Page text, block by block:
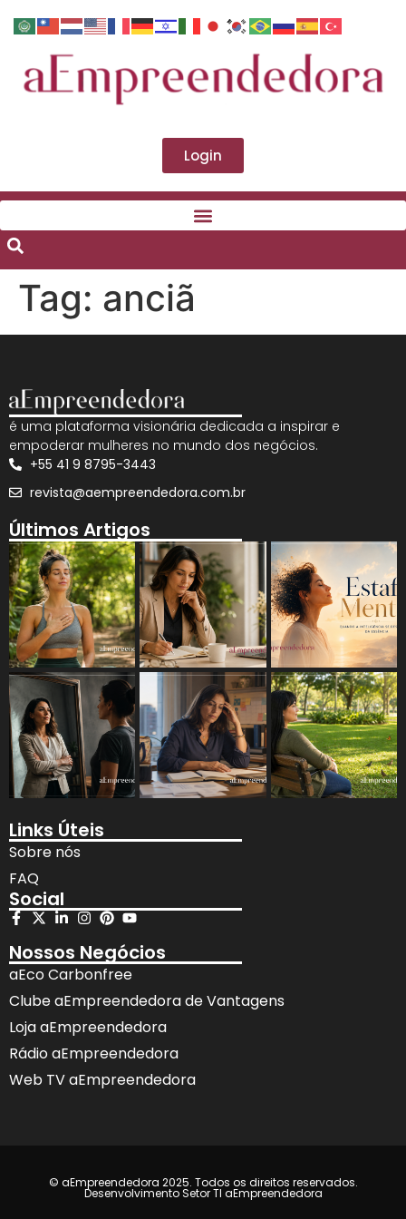
Login
Tag: anciã
é uma plataforma visionária dedicada a inspirar e
empoderar mulheres no mundo dos negócios.
+55 41 9 8795-3443
revista@aempreendedora.com.br
Últimos Artigos
Links Úteis
Sobre nós
FAQ
Social
Nossos Negócios
aEco Carbonfree
Clube aEmpreendedora de Vantagens
Loja aEmpreendedora
Rádio aEmpreendedora
Web TV aEmpreendedora
© aEmpreendedora 2025. Todos os direitos reservados.
Desenvolvimento Setor TI aEmpreendedora